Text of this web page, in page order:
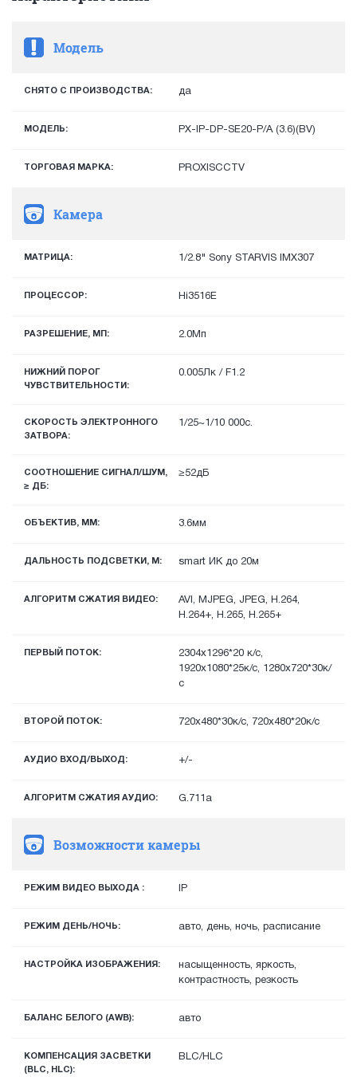
Модель
СНЯТО С ПРОИЗВОДСТВА: да
МОДЕЛЬ: PX-IP-DP-SE20-P/A (3.6)(BV)
ТОРГОВАЯ МАРКА: PROXISCCTV
Камера
МАТРИЦА: 1/2.8" Sony STARVIS IMX307
ПРОЦЕССОР: Hi3516E
РАЗРЕШЕНИЕ, МП: 2.0Мп
НИЖНИЙ ПОРОГ
ЧУВСТВИТЕЛЬНОСТИ:
0.005Лк / F1.2
СКОРОСТЬ ЭЛЕКТРОННОГО
ЗАТВОРА:
1/25~1/10 000с.
СООТНОШЕНИЕ СИГНАЛ/ШУМ,
≥ ДБ:
≥52дБ
ОБЪЕКТИВ, ММ: 3.6мм
ДАЛЬНОСТЬ ПОДСВЕТКИ, М: smart ИК до 20м
АЛГОРИТМ СЖАТИЯ ВИДЕО:
AVI, MJPEG, JPEG, H.264,
H.264+, H.265, H.265+
ПЕРВЫЙ ПОТОК:
2304x1296*20 к/с,
1920х1080*25к/с, 1280х720*30к/
с
ВТОРОЙ ПОТОК: 720х480*30к/с, 720x480*20к/с
АУДИО ВХОД/ВЫХОД: +/-
АЛГОРИТМ СЖАТИЯ АУДИО: G.711a
Возможности камеры
РЕЖИМ ВИДЕО ВЫХОДА : IP
РЕЖИМ ДЕНЬ/НОЧЬ: авто, день, ночь, расписание
НАСТРОЙКА ИЗОБРАЖЕНИЯ:
насыщенность, яркость,
контрастность, резкость
БАЛАНС БЕЛОГО (AWB): авто
КОМПЕНСАЦИЯ ЗАСВЕТКИ
(BLC, HLC):
BLC/HLC